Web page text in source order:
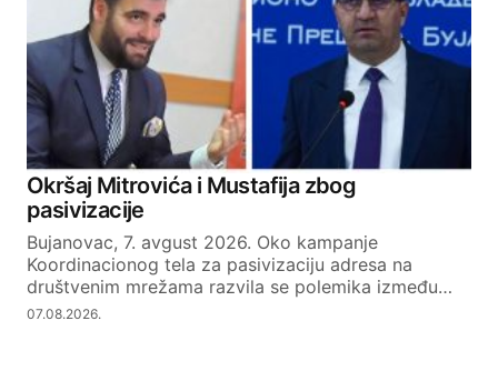
Okršaj Mitrovića i Mustafija zbog
pasivizacije
Bujanovac, 7. avgust 2026. Oko kampanje
Koordinacionog tela za pasivizaciju adresa na
društvenim mrežama razvila se polemika između…
07.08.2026.